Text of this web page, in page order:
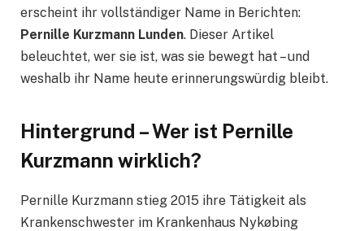
erscheint ihr vollständiger Name in Berichten:
Pernille Kurzmann Lunden. Dieser Artikel
beleuchtet, wer sie ist, was sie bewegt hat – und
weshalb ihr Name heute erinnerungswürdig bleibt.
Hintergrund – Wer ist Pernille
Kurzmann wirklich?
Pernille Kurzmann stieg 2015 ihre Tätigkeit als
Krankenschwester im Krankenhaus Nykøbing